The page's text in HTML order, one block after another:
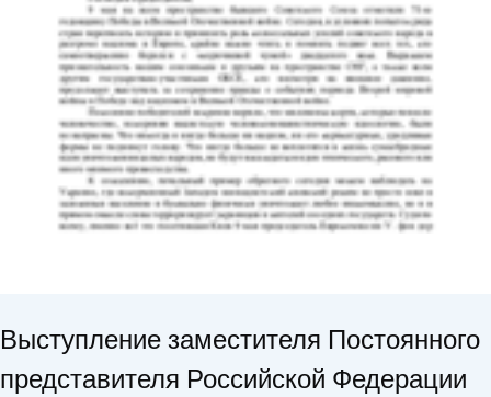
Выступление заместителя Постоянного
представителя Российской Федерации